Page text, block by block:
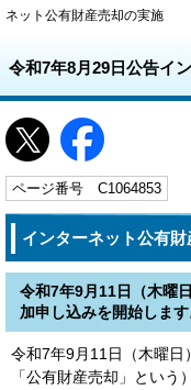
ネット公有財産売却の実施
令和7年8月29日公告イ
ページ番号 C1064853
インターネット公有財
令和7年9月11日（木曜
加申し込みを開始します
令和7年9月11日（木曜日
「公有財産売却」という